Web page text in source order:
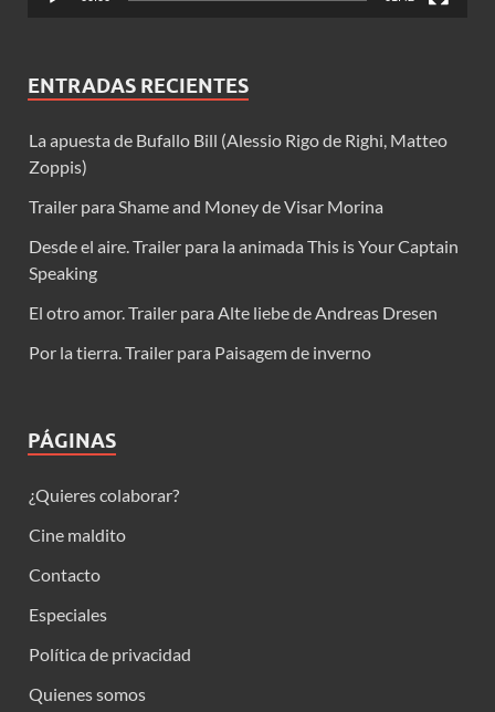
ENTRADAS RECIENTES
La apuesta de Bufallo Bill (Alessio Rigo de Righi, Matteo
Zoppis)
Trailer para Shame and Money de Visar Morina
Desde el aire. Trailer para la animada This is Your Captain
Speaking
El otro amor. Trailer para Alte liebe de Andreas Dresen
Por la tierra. Trailer para Paisagem de inverno
PÁGINAS
¿Quieres colaborar?
Cine maldito
Contacto
Especiales
Política de privacidad
Quienes somos